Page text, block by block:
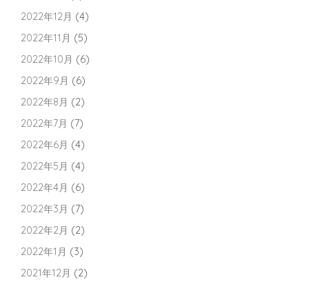
2022年12月 (4)
2022年11月 (5)
2022年10月 (6)
2022年9月 (6)
2022年8月 (2)
2022年7月 (7)
2022年6月 (4)
2022年5月 (4)
2022年4月 (6)
2022年3月 (7)
2022年2月 (2)
2022年1月 (3)
2021年12月 (2)